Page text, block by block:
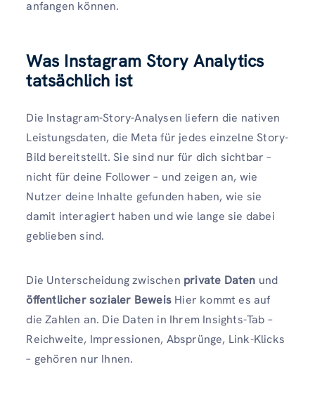
anfangen können.
Was Instagram Story Analytics
tatsächlich ist
Die Instagram-Story-Analysen liefern die nativen
Leistungsdaten, die Meta für jedes einzelne Story-
Bild bereitstellt. Sie sind nur für dich sichtbar –
nicht für deine Follower – und zeigen an, wie
Nutzer deine Inhalte gefunden haben, wie sie
damit interagiert haben und wie lange sie dabei
geblieben sind.
Die Unterscheidung zwischen private Daten und
öffentlicher sozialer Beweis Hier kommt es auf
die Zahlen an. Die Daten in Ihrem Insights-Tab –
Reichweite, Impressionen, Absprünge, Link-Klicks
– gehören nur Ihnen.